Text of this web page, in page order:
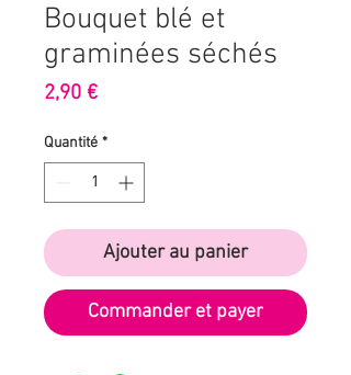
Bouquet blé et
graminées séchés
2,90 €Prix
Quantité *
Ajouter au panier
Commander et payer